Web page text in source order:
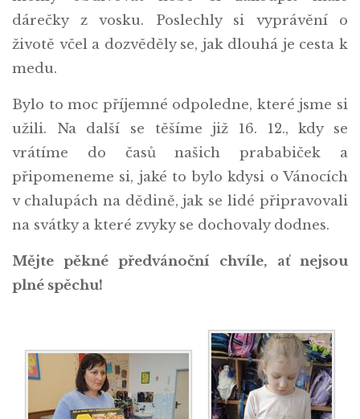
dárečky z vosku. Poslechly si vyprávění o
životě včel a dozvěděly se, jak dlouhá je cesta k
medu.
Bylo to moc příjemné odpoledne, které jsme si
užili. Na další se těšíme již 16. 12., kdy se
vrátíme do časů našich prababiček a
připomeneme si, jaké to bylo kdysi o Vánocích
v chalupách na dědině, jak se lidé připravovali
na svátky a které zvyky se dochovaly dodnes.
Mějte pěkné předvánoční chvíle, ať nejsou
plné spěchu!